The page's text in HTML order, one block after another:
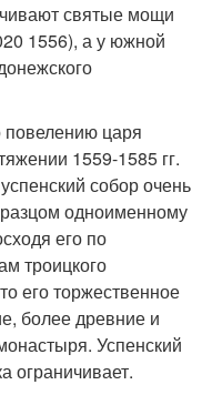
святые мощи
1556), а у южной
повелению царя
1559-1585 гг.
собор очень
одноименному
его по
троицкого
его торжественное
более древние и
Успенский
ограничивает.